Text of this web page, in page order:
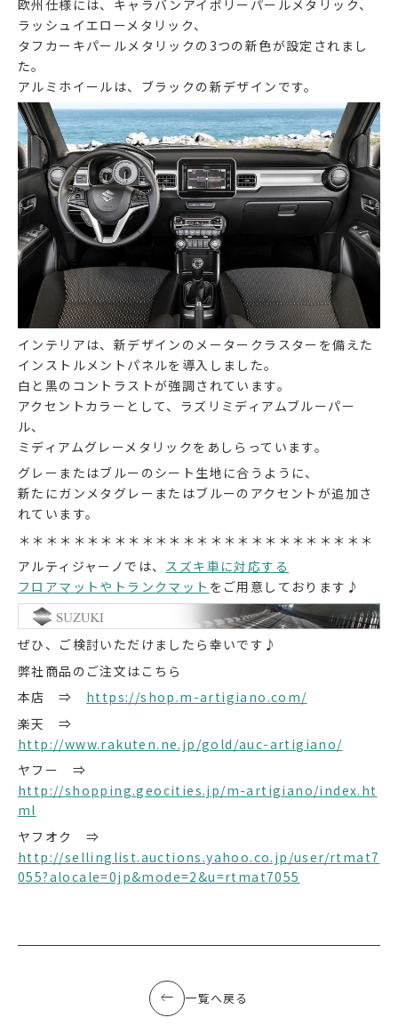
欧州仕様には、キャラバンアイボリーパールメタリック、
ラッシュイエローメタリック、
タフカーキパールメタリックの3つの新色が設定されまし
た。
アルミホイールは、ブラックの新デザインです。
インテリアは、新デザインのメータークラスターを備えた
インストルメントパネルを導入しました。
白と黒のコントラストが強調されています。
アクセントカラーとして、ラズリミディアムブルーパー
ル、
ミディアムグレーメタリックをあしらっています。
グレーまたはブルーのシート生地に合うように、
新たにガンメタグレーまたはブルーのアクセントが追加さ
れています。
＊＊＊＊＊＊＊＊＊＊＊＊＊＊＊＊＊＊＊＊＊＊＊＊＊＊
アルティジャーノでは、 スズキ車に対応する
フロアマットやトランクマット をご用意しております♪
ぜひ、ご検討いただけましたら幸いです♪
弊社商品のご注文はこちら
本店 ⇒ https://shop.m-artigiano.com/
楽天 ⇒
http://www.rakuten.ne.jp/gold/auc-artigiano/
ヤフー ⇒
http://shopping.geocities.jp/m-artigiano/index.ht
ml
ヤフオク ⇒
http://sellinglist.auctions.yahoo.co.jp/user/rtmat7
055?alocale=0jp&mode=2&u=rtmat7055
一覧へ戻る